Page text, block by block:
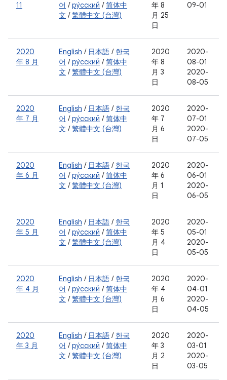
11
어 /ру́сский /简体中
文 /繁體中文 (台灣)
年 8
月 25
日
09-01
2020
年 8 月
English / 日本語 / 한국
어 /ру́сский /简体中
文 /繁體中文 (台灣)
2020
年 8
月 3
日
2020-
08-01
2020-
08-05
2020
年 7 月
English / 日本語 / 한국
어 /ру́сский /简体中
文 /繁體中文 (台灣)
2020
年 7
月 6
日
2020-
07-01
2020-
07-05
2020
年 6 月
English / 日本語 / 한국
어 /ру́сский /简体中
文 /繁體中文 (台灣)
2020
年 6
月 1
日
2020-
06-01
2020-
06-05
2020
年 5 月
English / 日本語 / 한국
어 /ру́сский /简体中
文 /繁體中文 (台灣)
2020
年 5
月 4
日
2020-
05-01
2020-
05-05
2020
年 4 月
English / 日本語 / 한국
어 /ру́сский /简体中
文 /繁體中文 (台灣)
2020
年 4
月 6
日
2020-
04-01
2020-
04-05
2020
年 3 月
English / 日本語 / 한국
어 /ру́сский /简体中
文 /繁體中文 (台灣)
2020
年 3
月 2
日
2020-
03-01
2020-
03-05